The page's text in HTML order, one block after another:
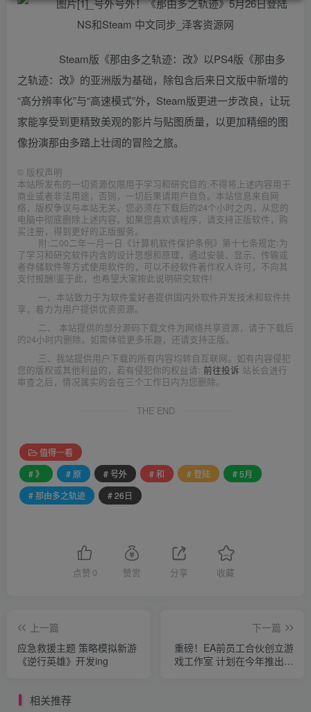
Steam版《那由多之轨迹：改》以PS4版《那由多
之轨迹：改》的亚洲版为基础，除包含后来日文版中新增的
“高分辨率化”与“高速模式”外，Steam版更进一步改良，让玩
家能享受到更精致美观的影片与贴图质量，以更加精细的图
像扮演那由多踏上壮阔的冒险之旅。
© 版权声明
本站所发布的一切资源仅限用于学习和研究目的;不得将上述内容用于
商业或者非法用途，否则，一切后果请用户自负。本站信息来自网
络，版权争议与本站无关。您必须在下载后的24个小时之内，从您的
电脑中彻底删除上述内容。如果您喜欢该程序，请支持正版软件，购
买注册，得到更好的正版服务。
附:二00二年一月一日《计算机软件保护条例》第十七条规定:为
了学习和研究软件内含的设计思想和原理，通过安装、显示、传输或
者存储软件等方式使用软件的，可以不经软件著作权人许可，不向其
支付报酬!鉴于此，也希望大家按此说明研究软件!
一、本站致力于为软件爱好者提供国内外软件开发技术和软件共
享，着力为用户提供优资资源。
二、 本站提供的部分源码下载文件为网络共享资源，请于下载后
的24小时内删除。如需体验更多乐趣，还请支持正版。
三、我站提供用户下载的所有内容均转自互联网。如有内容侵犯
您的版权或其他利益的，若有侵犯你的权益请: 前往投诉 站长会进行
审查之后，情况属实的会在三个工作日内为您删除。
THE END
值得一看
# 》
# 原 # 号外 # 和 # 登陆
# 5月
# 那由多之轨迹
# 26日
点赞 0 赞赏 分享 收藏
上一篇
应急救援主题 策略模拟新游
《逆行英雄》开发ing
下一篇
重磅！EA前员工合伙创立游
戏工作室 计划在今年推出多
相关推荐